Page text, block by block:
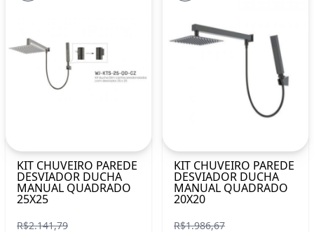
KIT CHUVEIRO PAREDE
DESVIADOR DUCHA
MANUAL QUADRADO
25X25
R$2.141,79
KIT CHUVEIRO PAREDE
DESVIADOR DUCHA
MANUAL QUADRADO
20X20
R$1.986,67